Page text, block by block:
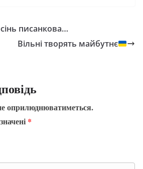
писанкова…
Вільні творять майбутнє
оприлюднюватиметься.
*